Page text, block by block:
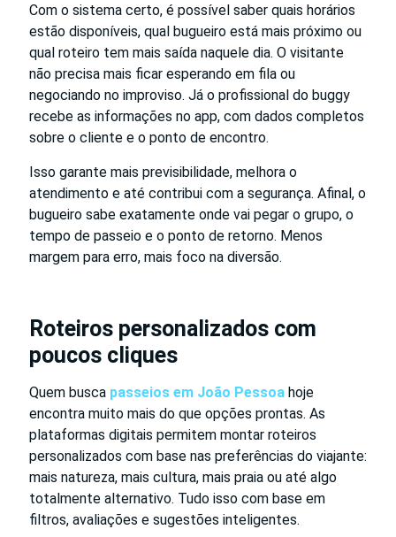
Com o sistema certo, é possível saber quais horários
estão disponíveis, qual bugueiro está mais próximo ou
qual roteiro tem mais saída naquele dia. O visitante
não precisa mais ficar esperando em fila ou
negociando no improviso. Já o profissional do buggy
recebe as informações no app, com dados completos
sobre o cliente e o ponto de encontro.
Isso garante mais previsibilidade, melhora o
atendimento e até contribui com a segurança. Afinal, o
bugueiro sabe exatamente onde vai pegar o grupo, o
tempo de passeio e o ponto de retorno. Menos
margem para erro, mais foco na diversão.
Roteiros personalizados com
poucos cliques
Quem busca passeios em João Pessoa hoje
encontra muito mais do que opções prontas. As
plataformas digitais permitem montar roteiros
personalizados com base nas preferências do viajante:
mais natureza, mais cultura, mais praia ou até algo
totalmente alternativo. Tudo isso com base em
filtros, avaliações e sugestões inteligentes.